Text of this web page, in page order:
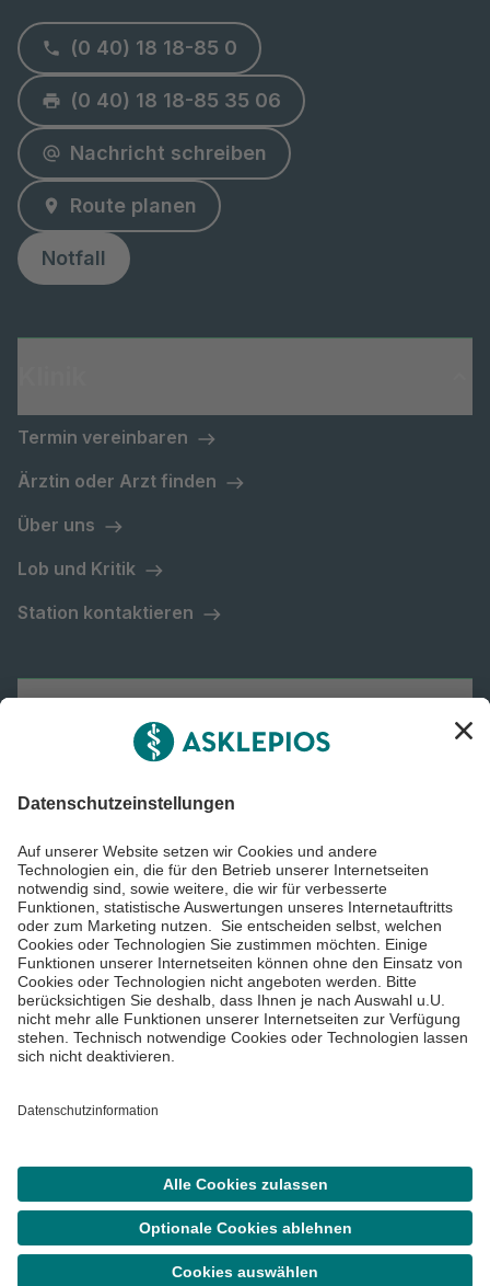
Menü
SucheTermin
(0 40) 18 18-85 0
(0 40) 18 18-85 35 06
Nachricht schreiben
Route planen
Notfall
Termin vereinbaren
Ärztin oder Arzt finden
Über uns
Lob und Kritik
Station kontaktieren
Asklepios Gruppe
Impressum
©Asklepios Kliniken GmbH & Co. KGaA 2026